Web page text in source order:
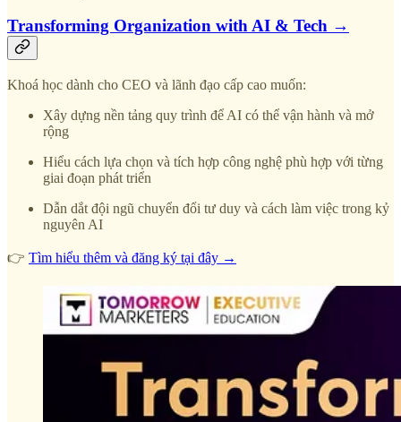
Transforming Organization with AI & Tech →
Khoá học dành cho CEO và lãnh đạo cấp cao muốn:
Xây dựng nền tảng quy trình để AI có thể vận hành và mở
rộng
Hiểu cách lựa chọn và tích hợp công nghệ phù hợp với từng
giai đoạn phát triển
Dẫn dắt đội ngũ chuyển đổi tư duy và cách làm việc trong kỷ
nguyên AI
👉 Tìm hiểu thêm và đăng ký tại đây →